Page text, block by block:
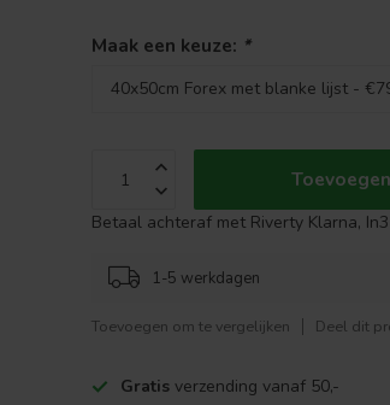
Maak een keuze: *
Betaal achteraf met Riverty Klarna,
1-5 werkdagen
Toevoegen om te vergelijken Deel dit
Gratis verzending vanaf 50,-